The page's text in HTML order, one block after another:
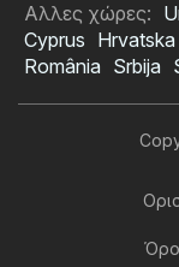
Αλλες χώρες:
Cyprus Hrvatska
România Srbija